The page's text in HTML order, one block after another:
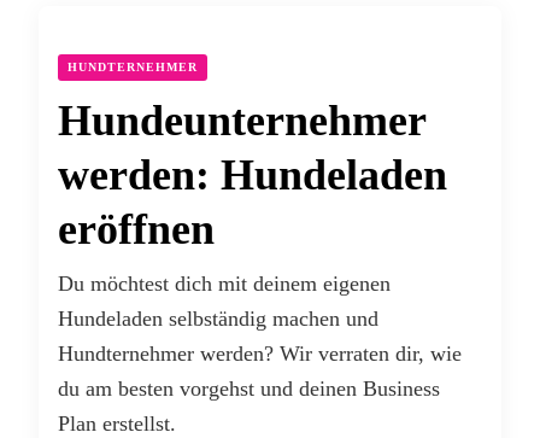
HUNDTERNEHMER
Hundeunternehmer
werden: Hundeladen
eröffnen
Du möchtest dich mit deinem eigenen
Hundeladen selbständig machen und
Hundternehmer werden? Wir verraten dir, wie
du am besten vorgehst und deinen Business
Plan erstellst.